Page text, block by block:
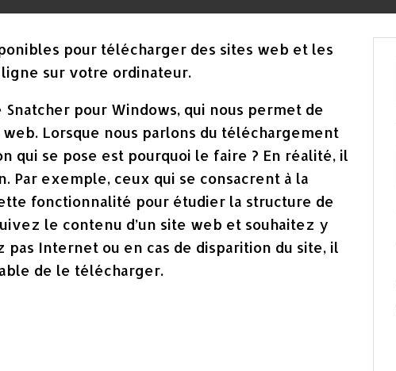
pour télécharger des sites web et les
sur votre ordinateur.
Snatcher pour Windows, qui nous permet de
Lorsque nous parlons du téléchargement
qui se pose est pourquoi le faire ? En réalité, il
Par exemple, ceux qui se consacrent à la
fonctionnalité pour étudier la structure de
le contenu d’un site web et souhaitez y
pas Internet ou en cas de disparition du site, il
de le télécharger.